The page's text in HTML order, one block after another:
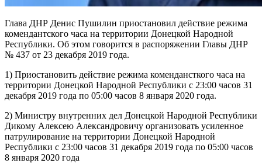
Глава ДНР Денис Пушилин приостановил действие режима
комендантского часа на территории Донецкой Народной
Республики. Об этом говорится в распоряжении Главы ДНР
№ 437 от 23 декабря 2019 года.
1) Приостановить действие режима комендансткого часа на
территории Донецкой Народной Республики с 23:00 часов 31
декабря 2019 года по 05:00 часов 8 января 2020 года.
2) Министру внутренних дел Донецкой Народной Республики
Дикому Алексею Александровичу организовать усиленное
патрулирование на территории Донецкой Народной
Республики с 23:00 часов 31 декабря 2019 года по 05:00 часов
8 января 2020 года